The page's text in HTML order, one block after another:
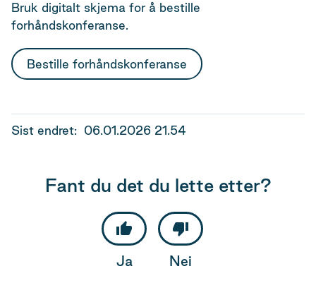
Bruk digitalt skjema for å bestille
forhåndskonferanse.
Bestille forhåndskonferanse
Sist endret 06.01.2026 21.54
Fant du det du lette etter?
Ja Nei